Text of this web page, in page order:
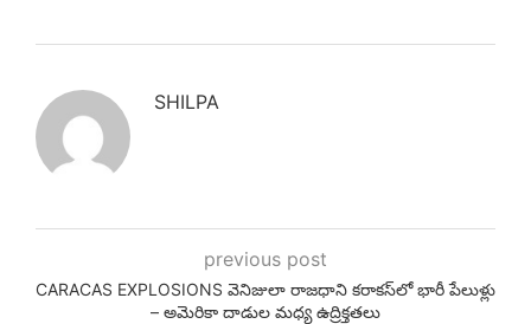
SHILPA
previous post
CARACAS EXPLOSIONS వెనిజులా రాజధాని కరాకస్‌లో భారీ పేలుళ్లు
– అమెరికా దాడుల మధ్య ఉద్రిక్తతలు